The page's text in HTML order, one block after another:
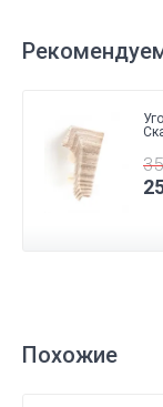
35
Похожие